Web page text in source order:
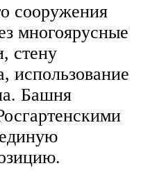
сооружения
многоярусные
стену
использование
Башня